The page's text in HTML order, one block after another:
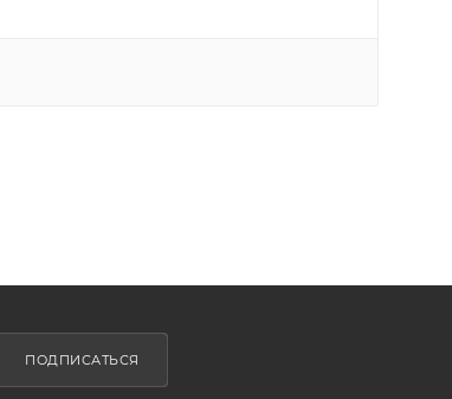
ПОДПИСАТЬСЯ